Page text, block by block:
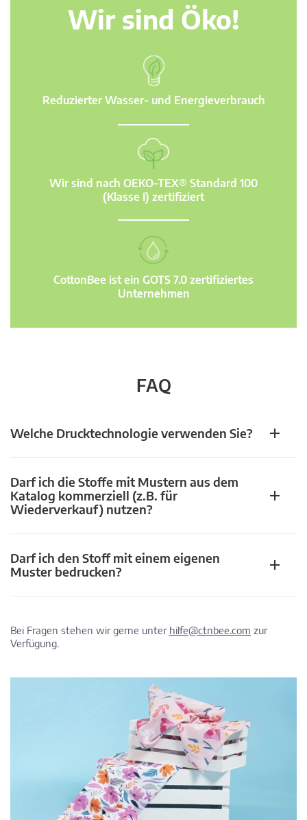
Wir sind Öko!
Reduzierter Wasser- und Energieverbrauch
Wir sind nach OEKO-TEX® Standard 100
(Klasse I) zertifiziert
CottonBee ist ein GOTS 7.0 zertifiziertes
Unternehmen
FAQ
Welche Drucktechnologie verwenden Sie?
Darf ich die Stoffe mit Mustern aus dem
Katalog kommerziell (z.B. für
Wiederverkauf) nutzen?
Darf ich den Stoff mit einem eigenen
Muster bedrucken?
Bei Fragen stehen wir gerne unter hilfe@ctnbee.com zur
Verfügung.